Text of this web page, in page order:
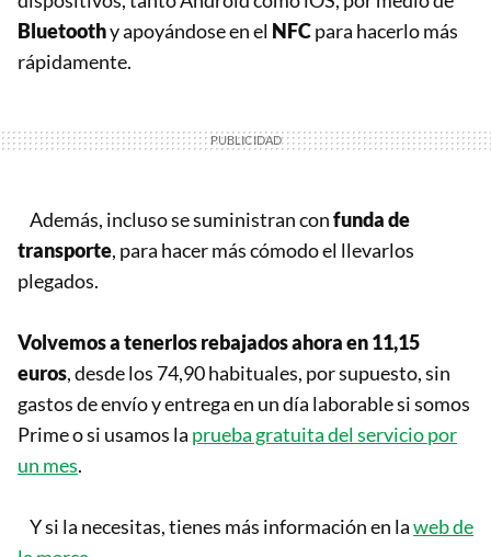
Bluetoothy apoyándose en el NFCpara hacerlo más
rápidamente.
Además, incluso se suministran confunda de
transporte, para hacer más cómodo el llevarlos
plegados.
Volvemos a tenerlos rebajados ahora en 11,15
euros, desde los 74,90 habituales, por supuesto, sin
gastos de envío y entrega en un día laborable si somos
Prime o si usamos la prueba gratuita del servicio por
un mes.
Y si la necesitas, tienes más información en laweb de